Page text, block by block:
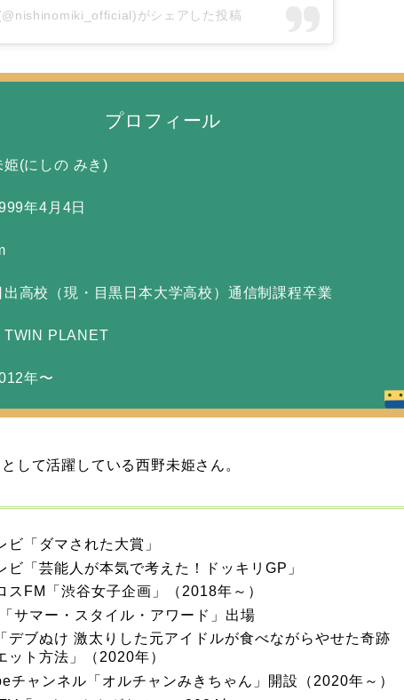
がシェアした投稿
プロフィール
(にしの みき)
年4月4日
高校（現・目黒日本大学高校）通信制課程卒業
TWIN PLANET
年〜
して活躍している西野未姫さん。
ビ「ダマされた大賞」
ビ「芸能人が本気で考えた！ドッキリGP」
スFM「渋谷女子企画」（2018年～）
サマー・スタイル・アワード」出場
デブぬけ 激太りした元アイドルが食べながらやせた奇跡
ット方法」（2020年）
チャンネル「オルチャンみきちゃん」開設（2020年～）